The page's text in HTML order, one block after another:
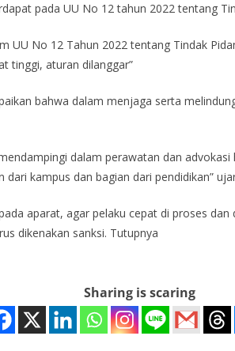
pada UU No 12 tahun 2022 tentang
UU No 12 Tahun 2022 tentang Tindak
tinggi, aturan dilanggar”
bahwa dalam menjaga serta
dalam perawatan dan advokasi
dari kampus dan bagian dari pendidikan”
aparat, agar pelaku cepat di proses
dikenakan sanksi. Tutupnya
Sharing is scaring